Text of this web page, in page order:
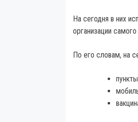
На сегодня в них
организации
По его словам, на